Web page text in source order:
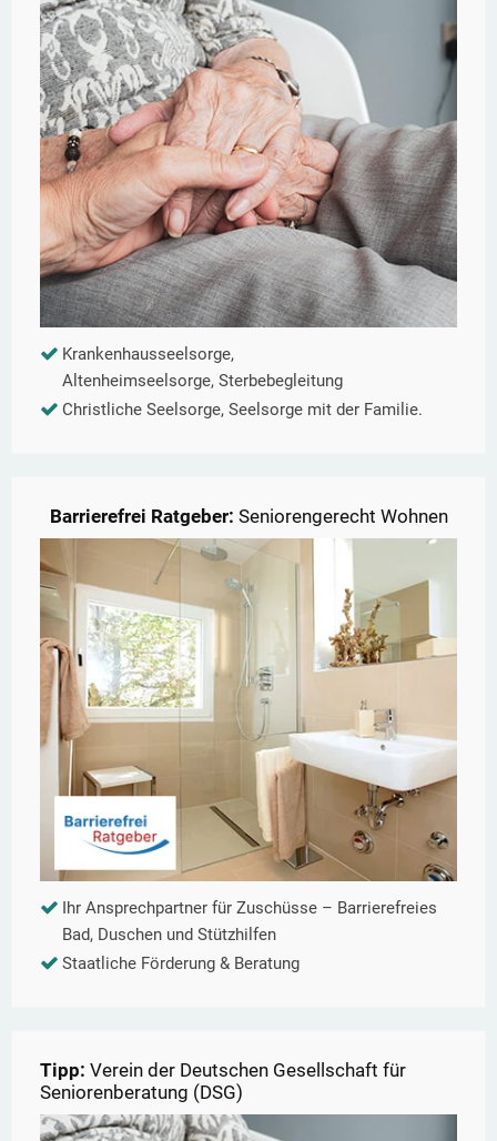
Krankenhausseelsorge,
Altenheimseelsorge, Sterbebegleitung
Christliche Seelsorge, Seelsorge mit der Familie.
Barrierefrei Ratgeber: Seniorengerecht Wohnen
Ihr Ansprechpartner für Zuschüsse – Barrierefreies
Bad, Duschen und Stützhilfen
Staatliche Förderung & Beratung
Tipp: Verein der Deutschen Gesellschaft für
Seniorenberatung (DSG)